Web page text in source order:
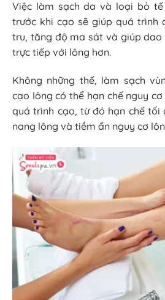
Việc làm sạch da và loại bỏ
trước khi cạo sẽ giúp quá trình
tru, tăng độ ma sát và giúp dao
trực tiếp với lông hơn.
Không những thế, làm sạch
cạo lông có thể hạn chế nguy
quá trình cạo, từ đó hạn chế tối
nang lông và tiềm ẩn nguy cơ